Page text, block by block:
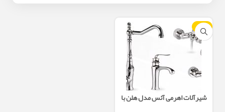
-30%
شیرآلات اهرمی آئس مدل هلن با